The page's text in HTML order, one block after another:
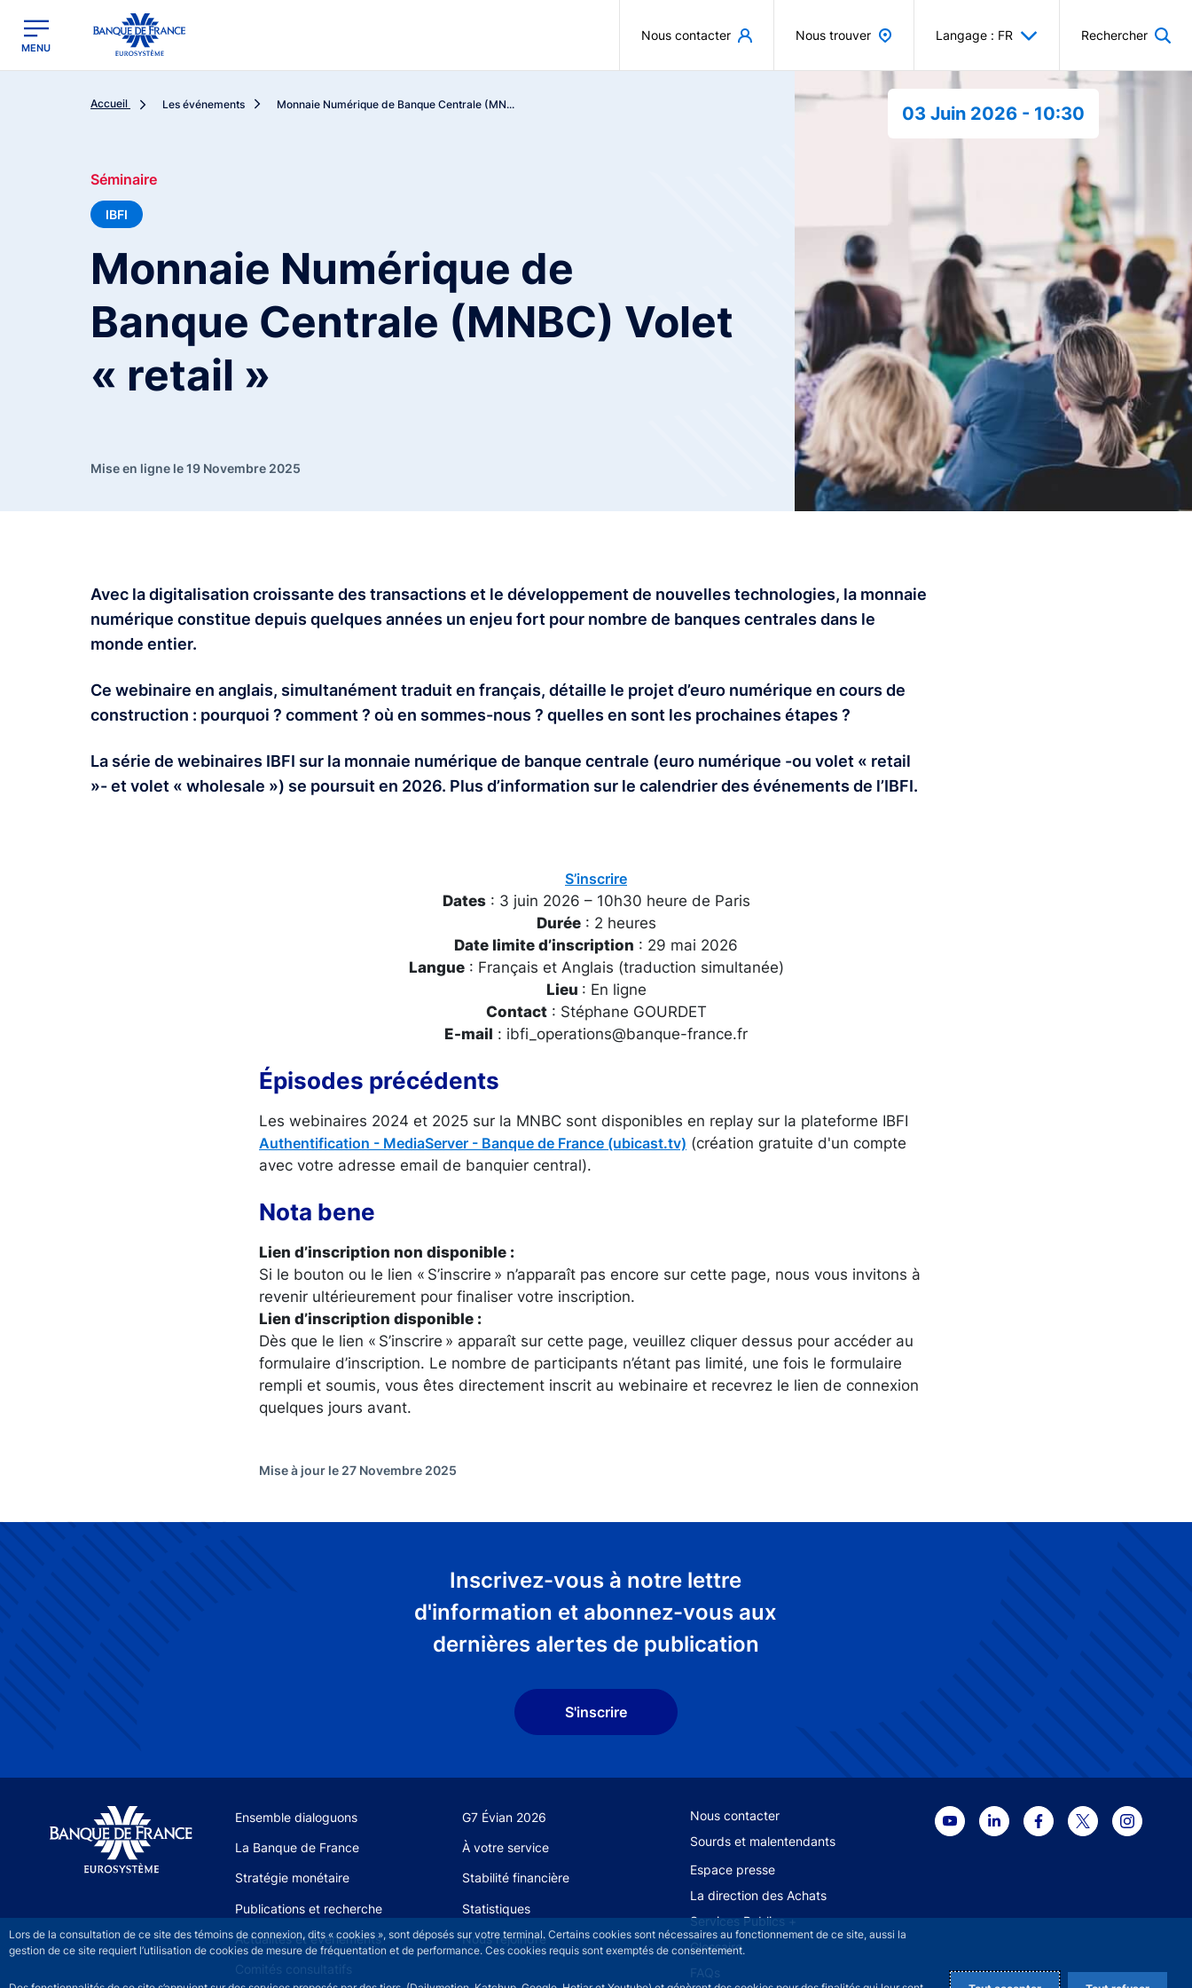
Lors de la consultation de ce site des témoins de connexion, dits « cookies », sont déposés sur votre terminal. Certains cookies sont nécessaires au fonctionnement de ce site, aussi la
gestion de ce site requiert l’utilisation de cookies de mesure de fréquentation et de performance. Ces cookies requis sont exemptés de consentement.
Banque de France - Menu Principal
MENU
Nous contacter Nous trouver Langage : FR Rechercher
Accueil Les événements Monnaie Numérique de Banque Centrale (MN...
Séminaire
IBFI
Monnaie Numérique de
Banque Centrale (MNBC) Volet
« retail »
Mise en ligne le 19 Novembre 2025
03 Juin 2026 - 10:30
Avec la digitalisation croissante des transactions et le développement de nouvelles technologies, la monnaie
numérique constitue depuis quelques années un enjeu fort pour nombre de banques centrales dans le
monde entier.
Ce webinaire en anglais, simultanément traduit en français, détaille le projet d’euro numérique en cours de
construction : pourquoi ? comment ? où en sommes-nous ? quelles en sont les prochaines étapes ?
La série de webinaires IBFI sur la monnaie numérique de banque centrale (euro numérique -ou volet « retail
»- et volet « wholesale ») se poursuit en 2026. Plus d’information sur le calendrier des événements de l’IBFI.
S’inscrire
Dates: 3 juin 2026 – 10h30 heure de Paris
Durée: 2 heures
Date limite d’inscription : 29 mai 2026
Langue: Français et Anglais (traduction simultanée)
Lieu : En ligne
Contact: Stéphane GOURDET
E-mail : ibfi_operations@banque-france.fr
Épisodes précédents
Les webinaires 2024 et 2025 sur la MNBC sont disponibles en replay sur la plateforme IBFI
Authentification - MediaServer - Banque de France (ubicast.tv) (création gratuite d'un compte
avec votre adresse email de banquier central).
Nota bene
Lien d’inscription non disponible :
Si le bouton ou le lien « S’inscrire » n’apparaît pas encore sur cette page, nous vous invitons à
revenir ultérieurement pour finaliser votre inscription.
Lien d’inscription disponible :
Dès que le lien « S’inscrire » apparaît sur cette page, veuillez cliquer dessus pour accéder au
formulaire d’inscription. Le nombre de participants n’étant pas limité, une fois le formulaire
rempli et soumis, vous êtes directement inscrit au webinaire et recevrez le lien de connexion
quelques jours avant.
Mise à jour le 27 Novembre 2025
Inscrivez-vous à notre lettre
d'information et abonnez-vous aux
dernières alertes de publication
S'inscrire
Site navigation
Ensemble dialoguons G7 Évian 2026
La Banque de France À votre service
Stratégie monétaire Stabilité financière
Publications et recherche Statistiques
Actualités et événements Nous rejoindre
Comités consultatifs
Footer secondary menu
Nous contacter
Sourds et malentendants
Espace presse
La direction des Achats
Services Publics +
Glossaire
FAQs